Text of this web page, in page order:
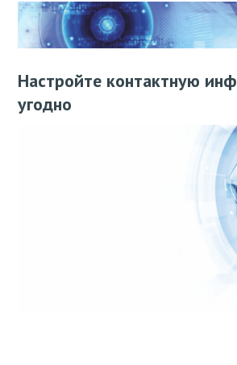
Настройте контактную
угодно